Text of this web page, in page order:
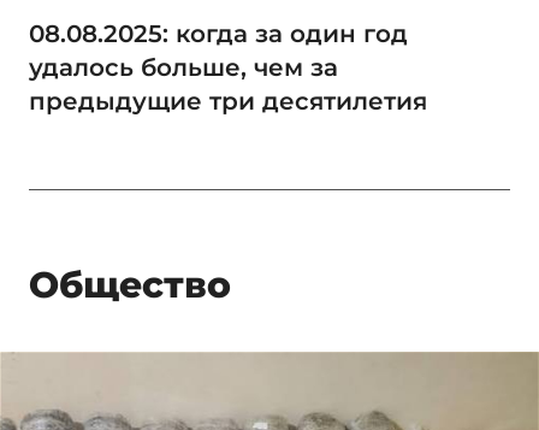
08.08.2025: когда за один год
удалось больше, чем за
предыдущие три десятилетия
Общество